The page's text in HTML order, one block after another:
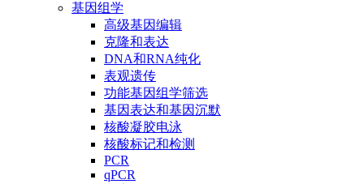
基因组学
高级基因编辑
克隆和表达
DNA和RNA纯化
表观遗传
功能基因组学筛选
基因表达和基因沉默
核酸凝胶电泳
核酸标记和检测
PCR
qPCR